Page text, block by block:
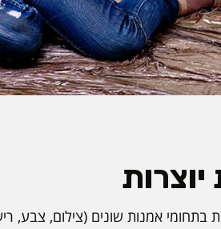
בתחומי אמנות שונים (צילום, צבע,